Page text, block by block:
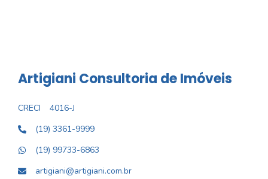
Artigiani Consultoria de Imóveis
CRECI
4016-J
(19) 3361-9999
(19) 99733-6863
artigiani@artigiani.com.br